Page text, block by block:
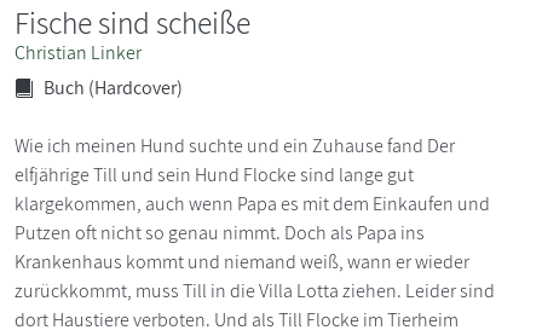
Fische sind scheiße
Christian Linker
Buch (Hardcover)
Wie ich meinen Hund suchte und ein Zuhause fand Der
elfjährige Till und sein Hund Flocke sind lange gut
klargekommen, auch wenn Papa es mit dem Einkaufen und
Putzen oft nicht so genau nimmt. Doch als Papa ins
Krankenhaus kommt und niemand weiß, wann er wieder
zurückkommt, muss Till in die Villa Lotta ziehen. Leider sind
dort Haustiere verboten. Und als Till Flocke im Tierheim